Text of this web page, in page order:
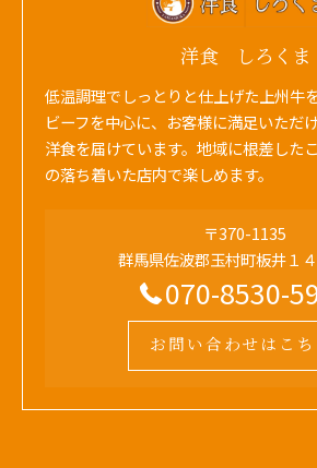
洋食 しろくま
低温調理でしっとりと仕上げた上州牛
ビーフを中心に、お客様に満足いただ
洋食を届けています。地域に根差した
の落ち着いた店内で楽しめます。
〒370-1135
群馬県佐波郡玉村町板井１
070-8530-
お問い合わせはこち